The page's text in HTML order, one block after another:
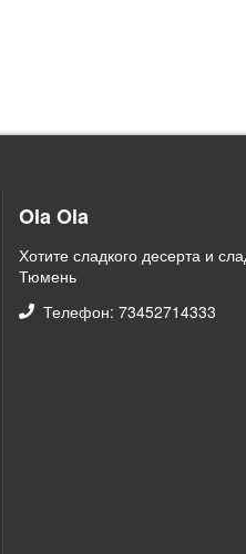
Ola Ola
Хотите сладкого десерта и
Тюмень
Телефон: 73452714333